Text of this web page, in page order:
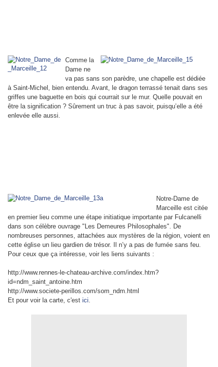
Comme la
Dame ne
va pas sans son parèdre, une chapelle est dédiée
à Saint-Michel, bien entendu. Avant, le dragon terrassé tenait dans ses
griffes une baguette en bois qui courrait sur le mur. Quelle pouvait en
être la signification ? Sûrement un truc à pas savoir, puisqu’elle a été
enlevée elle aussi.
Notre-Dame de
Marceille est citée
en premier lieu comme une étape initiatique importante par Fulcanelli
dans son célèbre ouvrage "Les Demeures Philosophales". De
nombreuses personnes, attachées aux mystères de la région, voient en
cette église un lieu gardien de trésor. Il n’y a pas de fumée sans feu.
Pour ceux que ça intéresse, voir les liens suivants :
http://www.rennes-le-chateau-archive.com/index.htm?
id=ndm_saint_antoine.htm
http://www.societe-perillos.com/som_ndm.html
Et pour voir la carte, c'est ici.